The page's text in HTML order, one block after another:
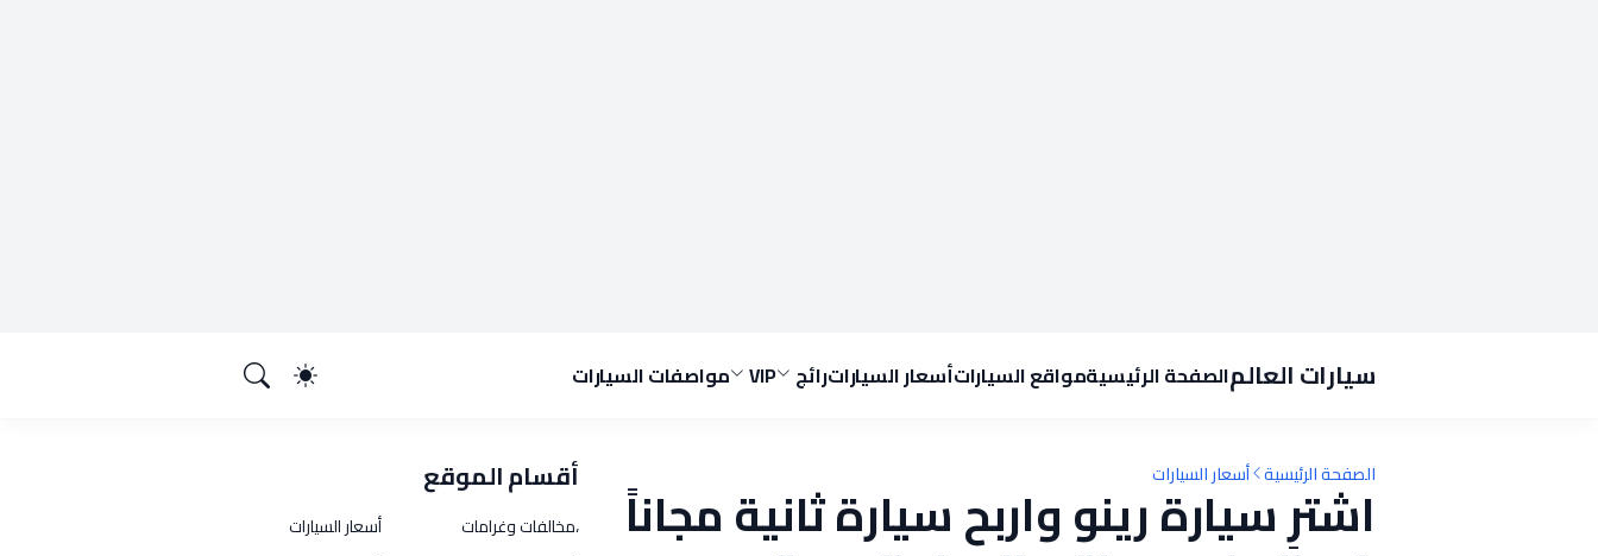
سيارات العالمالصفحة الرئيسيةمواقع السياراتأسعار السياراترائج VIP مواصفات السيارات
الصفحة الرئيسية أسعار السيارات
اشترِ سيارة رينو واربح سيارة ثانية مجاناً أقسام الموقع
،مخالفات وغرامات
أسعار السيارات